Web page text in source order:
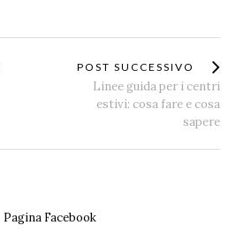
POST SUCCESSIVO
Linee guida per i centri
estivi: cosa fare e cosa
sapere
Pagina Facebook